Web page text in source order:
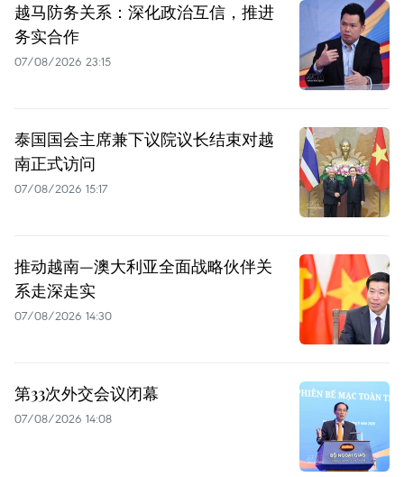
越马防务关系：深化政治互信，推进
务实合作
07/08/2026 23:15
泰国国会主席兼下议院议长结束对越
南正式访问
07/08/2026 15:17
推动越南—澳大利亚全面战略伙伴关
系走深走实
07/08/2026 14:30
第33次外交会议闭幕
07/08/2026 14:08